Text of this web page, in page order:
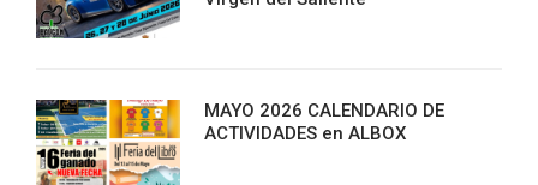
MAYO 2026 CALENDARIO DE
ACTIVIDADES en ALBOX